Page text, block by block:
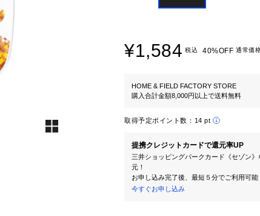
¥1,584 税込 40%OFF 通常価
HOME & FIELD FACTORY STORE
購入合計金額8,000円以上で送料無料
取得予定ポイント数： 14 pt
提携クレジットカードで還元率UP
三井ショッピングパークカード《セゾン
元！
お申し込み完了後、最短５分でご利用可能
今すぐお申し込み